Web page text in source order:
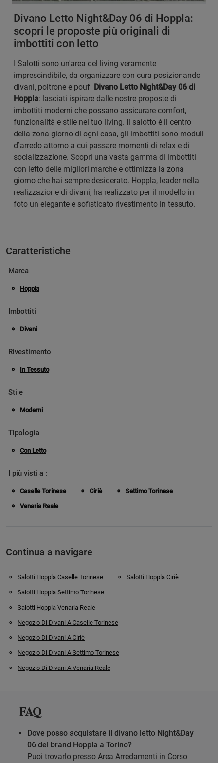
Divano Letto Night&Day 06 di Hoppla:
scopri le proposte più originali di
imbottiti con letto
I Salotti sono un'area del living veramente
imprescindibile, da organizzare con cura posizionando
divani, poltrone e pouf. Divano Letto Night&Day 06 di
Hoppla: lasciati ispirare dalle nostre proposte di
imbottiti moderni che possano assicurare comfort,
funzionalità e stile nel tuo living. Il salotto è il centro
della zona giorno di ogni casa, gli imbottiti sono moduli
d’arredo attorno a cui passare momenti di relax e di
socializzazione. Scopri una vasta gamma di imbottiti
con letto delle migliori marche e ottimizza la zona
giorno che hai sempre desiderato. Hoppla, leader nella
realizzazione di divani, ha realizzato per il modello in
foto un elegante e sofisticato rivestimento in tessuto.
Caratteristiche
Marca
Hoppla
Imbottiti
Divani
Rivestimento
In Tessuto
Stile
Moderni
Tipologia
Con Letto
I più visti a :
Caselle Torinese Ciriè Settimo Torinese
Venaria Reale
Continua a navigare
Salotti Hoppla Caselle Torinese Salotti Hoppla Ciriè
Salotti Hoppla Settimo Torinese
Salotti Hoppla Venaria Reale
Negozio Di Divani A Caselle Torinese
Negozio Di Divani A Ciriè
Negozio Di Divani A Settimo Torinese
Negozio Di Divani A Venaria Reale
FAQ
Dove posso acquistare il divano letto Night&Day
06 del brand Hoppla a Torino?
Puoi trovarlo presso Area Arredamenti in Corso